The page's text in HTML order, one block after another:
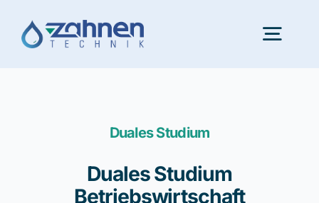
content
Duales Studium
Duales Studium
Betriebswirtschaft